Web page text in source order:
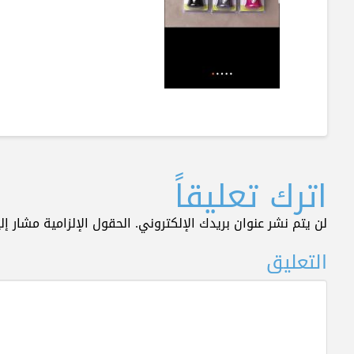
اترك تعليقاً
لن يتم نشر عنوان بريدك الإلكتروني. الحقول الإلزامية مشار
التعليق